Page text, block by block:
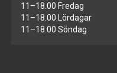
11–18.00 Fredag
11–18.00 Lördagar
11–18.00 Söndag